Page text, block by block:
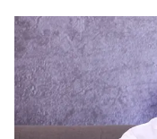
Thị trường
Tư vấn
Lịch phát sóng
Chuyên mục khác
Emagazine